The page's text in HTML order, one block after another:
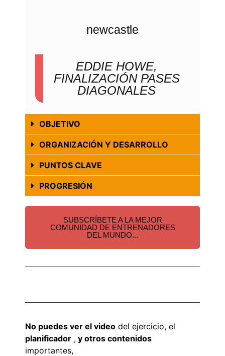
newcastle
EDDIE HOWE,
FINALIZACIÓN PASES
DIAGONALES
OBJETIVO
ORGANIZACIÓN Y DESARROLLO
PUNTOS CLAVE
PROGRESIÓN
SUBSCRÍBETE A LA MEJOR
COMUNIDAD DE ENTRENADORES
DEL MUNDO...
No puedes ver el video del ejercicio, el
planificador , y otros contenidos
importantes,